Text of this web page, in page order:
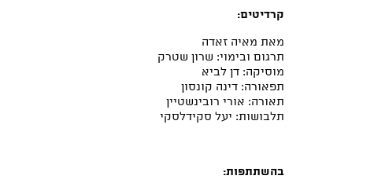
קרדיטים:
מאת מאיה זאדה
תרגום ובימוי: שרון שטרק
מוסיקה: דן לביא
תפאורה: דינה קונסון
תאורה: אורי רובינשטיין
תלבושות: יעל סקידלסקי
בהשתתפות: